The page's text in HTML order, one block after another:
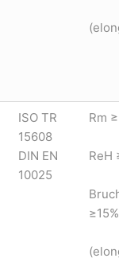
ISO TR
15608
DIN EN
10025
Rm
ReH
≥15%